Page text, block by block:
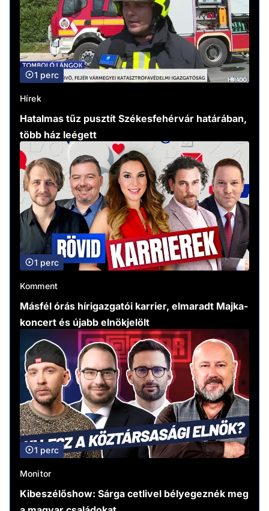
1 perc
Hírek
Hatalmas tűz pusztít Székesfehérvár határában,
több ház leégett
1 perc
Komment
Másfél órás hírigazgatói karrier, elmaradt Majka-
koncert és újabb elnökjelölt
1 perc
Monitor
Kibeszélőshow: Sárga cetlivel bélyegeznék meg